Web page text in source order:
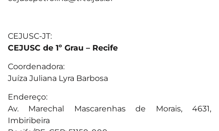
CEJUSC-JT:
CEJUSC de 1º Grau – Recife
Coordenadora:
Juíza Juliana Lyra Barbosa
Endereço:
Av. Marechal Mascarenhas de Morais, 4631,
Imbiribeira